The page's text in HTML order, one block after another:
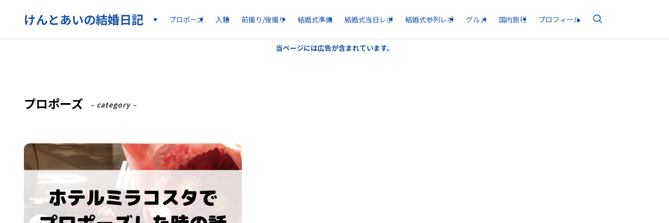
けんとあいの結婚日記 プロポーズ 入籍 前撮り/後撮り 結婚式準備 結婚式当日レポ 結婚式参列レポ グルメ 国内旅行 プロフィール
当ページには広告が含まれています。
プロポーズ – category –